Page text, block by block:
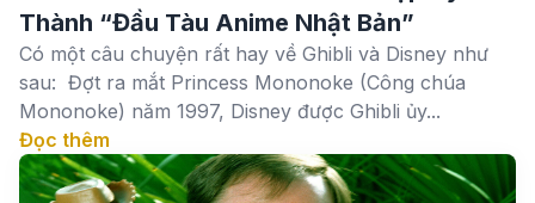
Thành “Đầu Tàu Anime Nhật Bản”
Có một câu chuyện rất hay về Ghibli và Disney như
sau: Đợt ra mắt Princess Mononoke (Công chúa
Mononoke) năm 1997, Disney được Ghibli ủy...
Đọc thêm